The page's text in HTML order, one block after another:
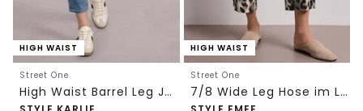
HIGH WAIST
Street One
High Waist Barrel Leg Jeans im Loose Fit
HIGH WAIST
Street One
7/8 Wide Leg Hose im Loose Fit mit Print